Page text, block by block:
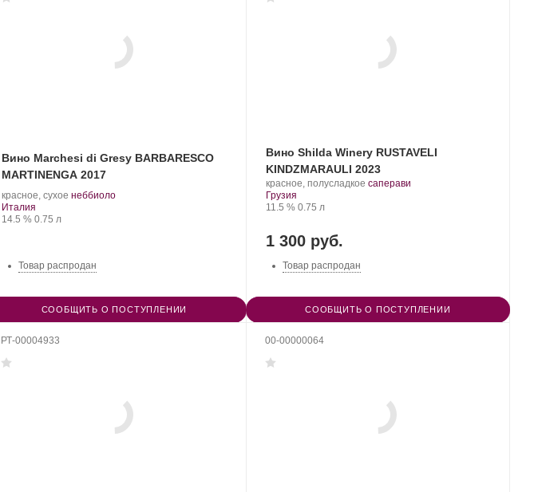
Вино Marchesi di Gresy BARBARESCO
MARTINENGA 2017
красное, сухое .неббиоло.
Регион:
Италия
Крепость
14.5 %. Объем
0.75 л
Товар распродан
СООБЩИТЬ О ПОСТУПЛЕНИИ
Вино Shilda Winery RUSTAVELI
KINDZMARAULI 2023
красное, полусладкое .саперави.
Регион:
Грузия
Крепость
11.5 %. Объем
0.75 л
1 300 руб.
Товар распродан
СООБЩИТЬ О ПОСТУПЛЕНИИ
РТ-00004933 00-00000064